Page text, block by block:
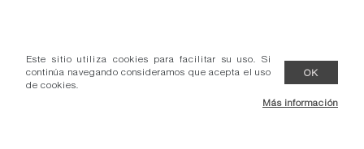
Este sitio utiliza cookies para facilitar su uso. Si
continúa navegando consideramos que acepta el uso
de cookies.
OK
Más información